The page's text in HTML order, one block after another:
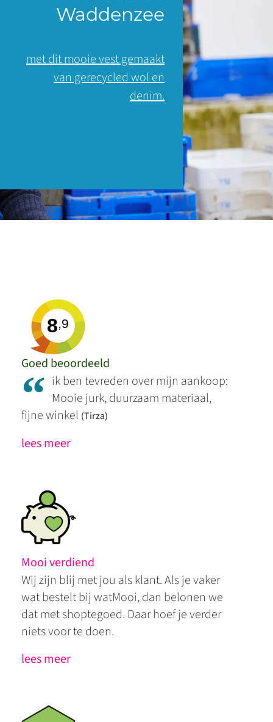
Waddenzee
met dit mooie vest gemaakt
van gerecycled wol en
denim.
8,9
Goed beoordeeld
“ ik ben tevreden over mijn aankoop:
Mooie jurk, duurzaam materiaal,
fijne winkel (Tirza)
lees meer
Mooi verdiend
Wij zijn blij met jou als klant. Als je vaker
wat bestelt bij watMooi, dan belonen we
dat met shoptegoed. Daar hoef je verder
niets voor te doen.
lees meer